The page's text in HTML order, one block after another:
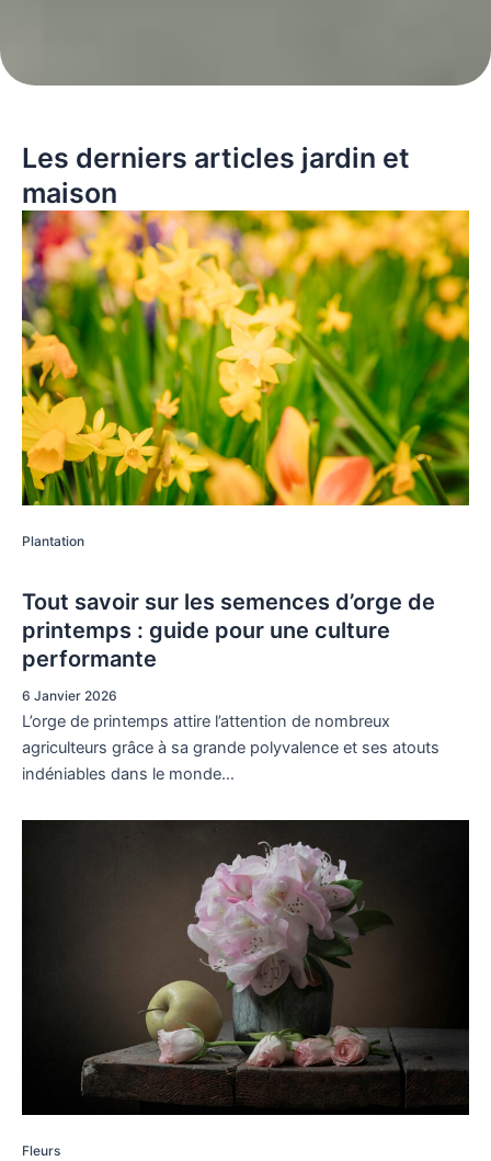
Les derniers articles jardin et
maison
Plantation
Tout savoir sur les semences d’orge de
printemps : guide pour une culture
performante
6 Janvier 2026
L’orge de printemps attire l’attention de nombreux
agriculteurs grâce à sa grande polyvalence et ses atouts
indéniables dans le monde…
Fleurs